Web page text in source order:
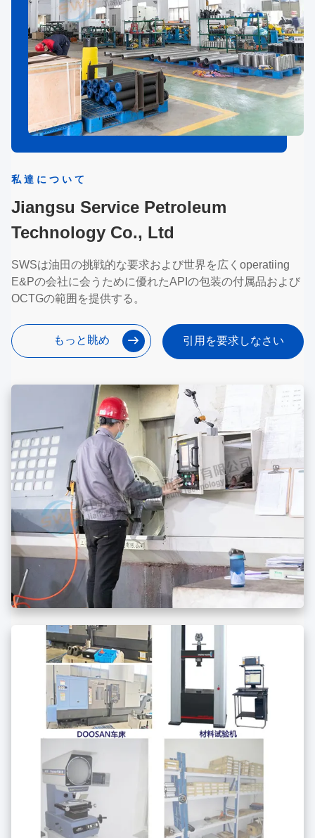
私達について
Jiangsu Service Petroleum
Technology Co., Ltd
SWSは油田の挑戦的な要求および世界を広くoperatiing
E&Pの会社に会うために優れたAPIの包装の付属品および
OCTGの範囲を提供する。
もっと眺め 引用を要求しなさい